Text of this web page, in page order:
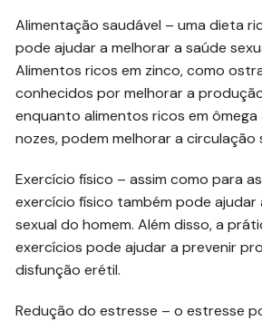
Alimentação saudável – uma dieta
pode ajudar a melhorar a saúde
Alimentos ricos em zinco, como
conhecidos por melhorar a
enquanto alimentos ricos em ômega
nozes, podem melhorar a circulação
Exercício físico – assim como para
exercício físico também pode ajudar
sexual do homem. Além disso, a
exercícios pode ajudar a prevenir
disfunção erétil.
Redução do estresse – o estresse